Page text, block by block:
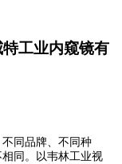
工业内窥镜有
同品牌、不同种
同。以韦林工业视